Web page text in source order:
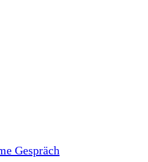
Gespräch